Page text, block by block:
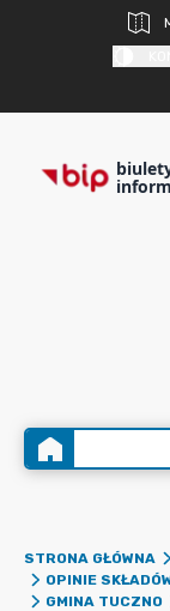
STRONA GŁÓWNA
OPINIE
GMINA TUCZNO